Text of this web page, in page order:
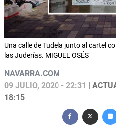
Una calle de Tudela junto al cartel
las Juderías. MIGUEL OSÉS
NAVARRA.COM
09 JULIO, 2020 - 22:31
|
18:15